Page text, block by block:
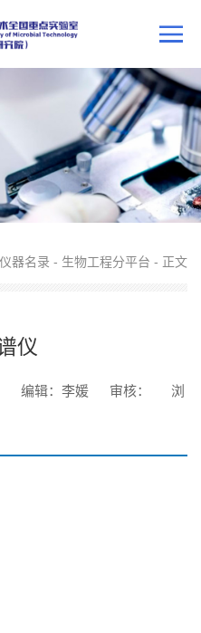
仪器名录 - 生物工程分平台 - 正文
仪
编辑：李媛 审核：
浏